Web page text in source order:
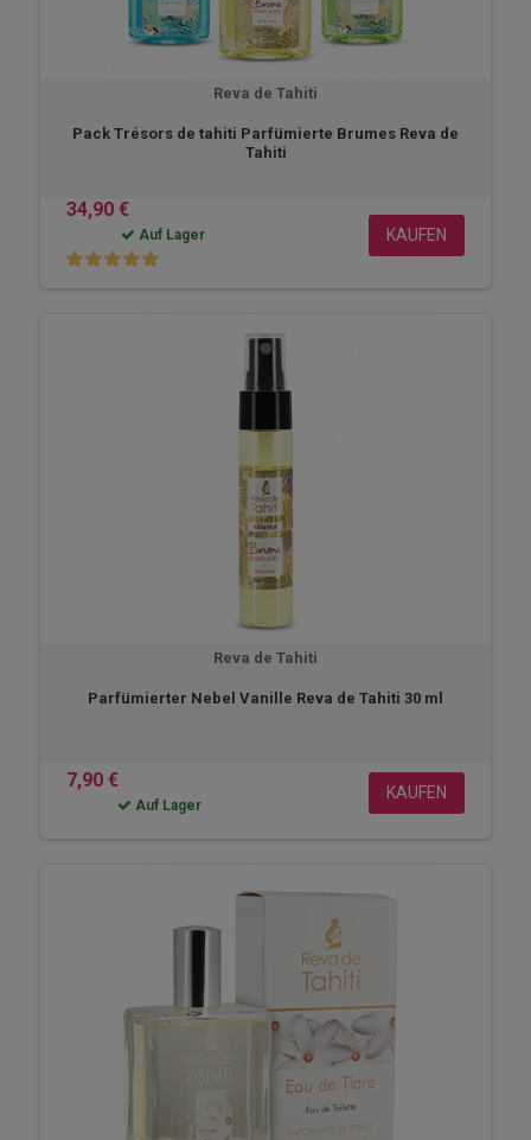
Reva de Tahiti
Pack Trésors de tahiti Parfümierte Brumes Reva de
Tahiti
34,90 €
Auf Lager KAUFEN
Reva de Tahiti
Parfümierter Nebel Vanille Reva de Tahiti 30 ml
7,90 €
Auf Lager
KAUFEN